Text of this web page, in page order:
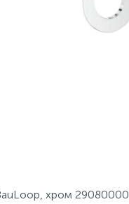
хром 29080000